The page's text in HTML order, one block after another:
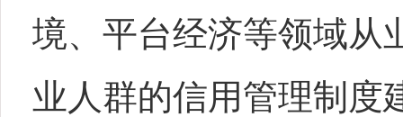
境、平台经济等领域从
业人群的信用管理制度